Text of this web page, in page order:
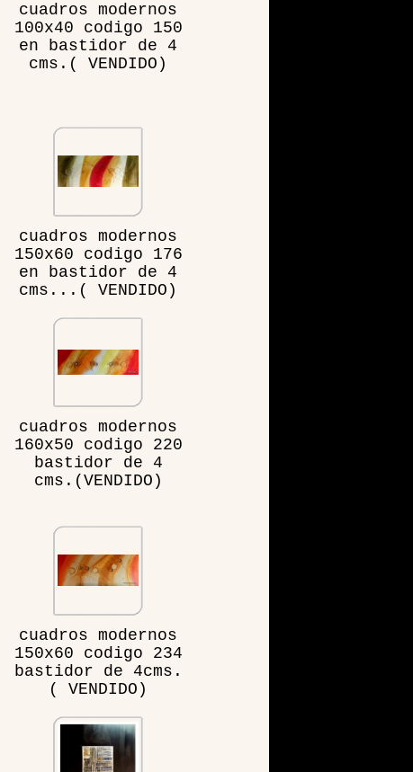
cuadros modernos
100x40 codigo 150
en bastidor de 4
cms.( VENDIDO)
cuadros modernos
150x60 codigo 176
en bastidor de 4
cms...( VENDIDO)
cuadros modernos
160x50 codigo 220
bastidor de 4
cms.(VENDIDO)
cuadros modernos
150x60 codigo 234
bastidor de 4cms.
( VENDIDO)